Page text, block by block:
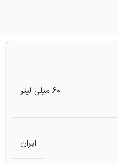
60 میلی لیتر
ایران